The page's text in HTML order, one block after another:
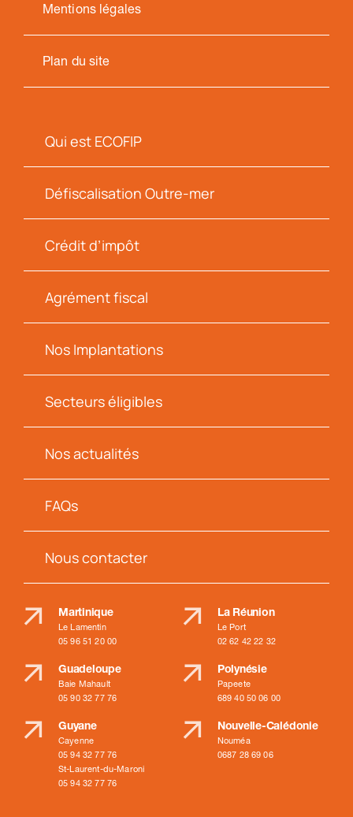
Mentions légales
Plan du site
Qui est ECOFIP
Défiscalisation Outre-mer
Crédit d’impôt
Agrément fiscal
Nos Implantations
Secteurs éligibles
Nos actualités
FAQs
Nous contacter
Martinique
Le Lamentin
05 96 51 20 00
Guadeloupe
Baie Mahault
05 90 32 77 76
Guyane
Cayenne
05 94 32 77 76
St-Laurent-du-Maroni
05 94 32 77 76
La Réunion
Le Port
02 62 42 22 32
Polynésie
Papeete
689 40 50 06 00
Nouvelle-Calédonie
Nouméa
0687 28 69 06